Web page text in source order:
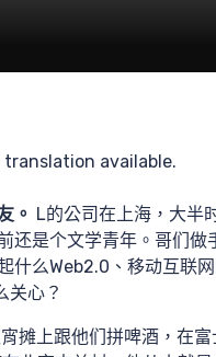
translation available.
。 L的公司在上海，大半
还是个文学青年。哥们
什么Web2.0、移动互联
关心？
摊上跟他们拼啤酒，在